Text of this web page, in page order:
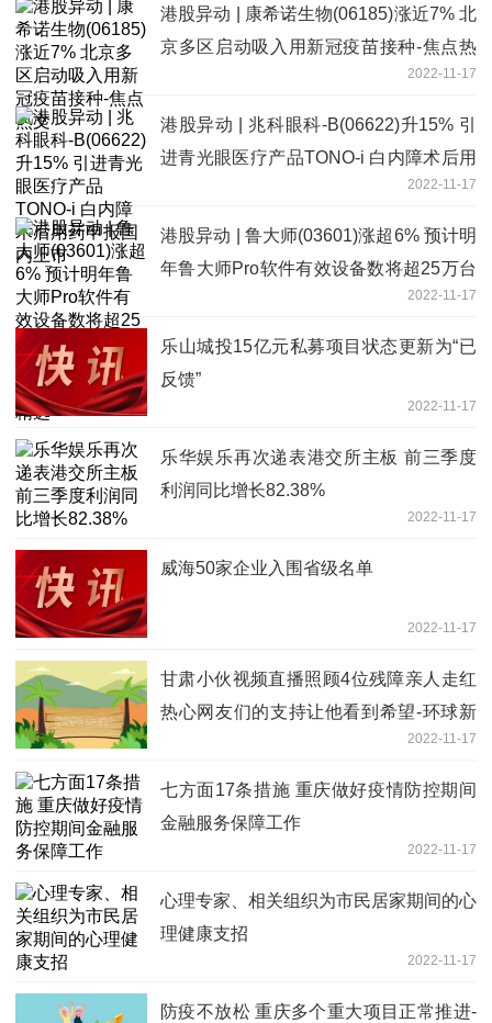
港股异动 | 康希诺生物(06185)涨近7% 北
京多区启动吸入用新冠疫苗接种-焦点热
2022-11-17
港股异动 | 兆科眼科-B(06622)升15% 引
进青光眼医疗产品TONO-i 白内障术后用
2022-11-17
港股异动 | 鲁大师(03601)涨超6% 预计明
年鲁大师Pro软件有效设备数将超25万台
该软件将有望成为集团新的业务增长点-
今日精选
2022-11-17
乐山城投15亿元私募项目状态更新为“已
反馈”
2022-11-17
乐华娱乐再次递表港交所主板 前三季度
利润同比增长82.38%
2022-11-17
威海50家企业入围省级名单
2022-11-17
甘肃小伙视频直播照顾4位残障亲人走红
热心网友们的支持让他看到希望-环球新
2022-11-17
七方面17条措施 重庆做好疫情防控期间
金融服务保障工作
2022-11-17
心理专家、相关组织为市民居家期间的心
理健康支招
2022-11-17
防疫不放松 重庆多个重大项目正常推进-